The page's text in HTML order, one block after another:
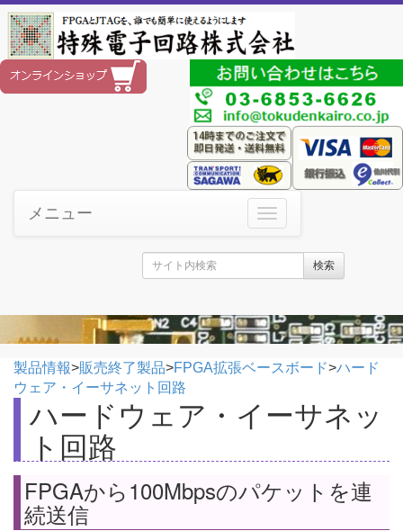
メニュー
検索
製品情報>販売終了製品>FPGA拡張ベースボード>ハード
ウェア・イーサネット回路
ハードウェア・イーサネッ
ト回路
FPGAから100Mbpsのパケットを連
続送信